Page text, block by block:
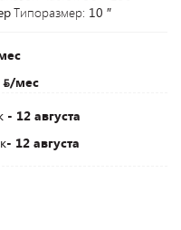
Типоразмер: 10 ″
/мес
- 12 августа
- 12 августа